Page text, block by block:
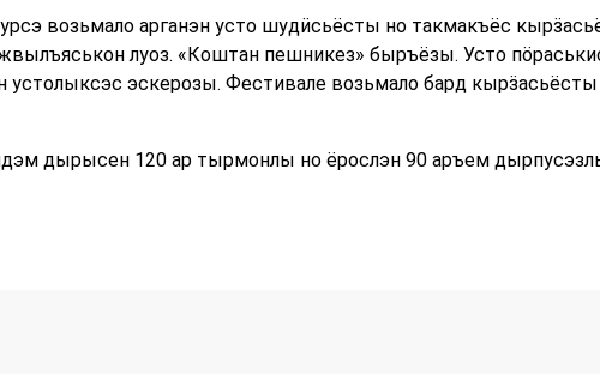
возьмало арганэн усто шудӥсьёсты но такмакъёс
луоз. «Коштан пешникез» быръёзы. Усто
устолыксэс эскерозы. Фестивале возьмало бард
дырысен 120 ар тырмонлы но ёрослэн 90 аръем